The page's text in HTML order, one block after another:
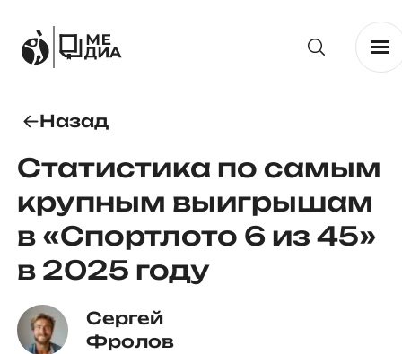
Назад
Статистика по самым
крупным выигрышам
в «Спортлото 6 из 45»
в 2025 году
Сергей
Фролов